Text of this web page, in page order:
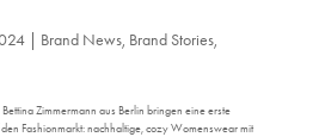
| Brand News, Brand Stories,
Zimmermann aus Berlin bringen eine erste
Fashionmarkt: nachhaltige, cozy Womenswear mit